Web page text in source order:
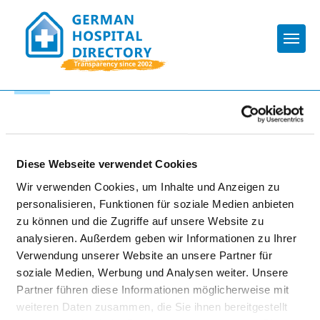
Diese Webseite verwendet Cookies
Wir verwenden Cookies, um Inhalte und Anzeigen zu
personalisieren, Funktionen für soziale Medien anbieten
zu können und die Zugriffe auf unsere Website zu
analysieren. Außerdem geben wir Informationen zu Ihrer
Verwendung unserer Website an unsere Partner für
soziale Medien, Werbung und Analysen weiter. Unsere
Partner führen diese Informationen möglicherweise mit
weiteren Daten zusammen, die Sie ihnen bereitgestellt
MEDIZINISCHE UNIVERSITÄT
LAUSITZ - CARL THIEM
KLINIK FÜR ANÄSTHESIOLOGIE,